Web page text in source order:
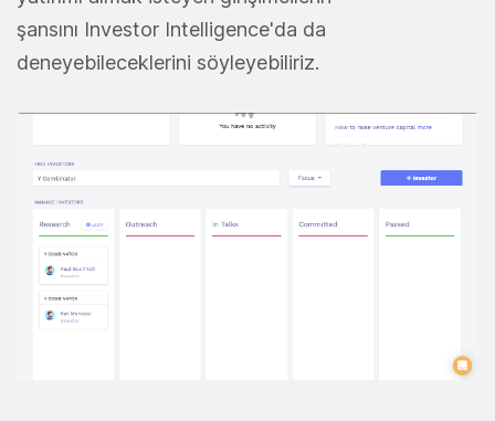
şansını Investor Intelligence'da da
deneyebileceklerini söyleyebiliriz.